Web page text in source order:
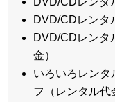
DVD/CDレンタ
DVD/CDレンタ
金）
いろいろレン
フ（レンタル代